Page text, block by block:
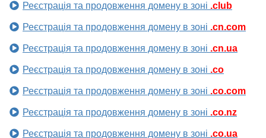
Реєстрація та продовження домену в зоні .club
Реєстрація та продовження домену в зоні .cn.com
Реєстрація та продовження домену в зоні .cn.ua
Реєстрація та продовження домену в зоні .co
Реєстрація та продовження домену в зоні .co.com
Реєстрація та продовження домену в зоні .co.nz
Реєстрація та продовження домену в зоні .co.ua